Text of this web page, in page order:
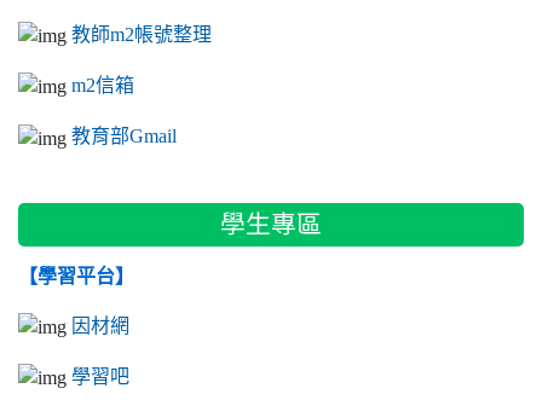
教師m2帳號整理
m2信箱
教育部Gmail
學生專區
【學習平台】
因材網
學習吧